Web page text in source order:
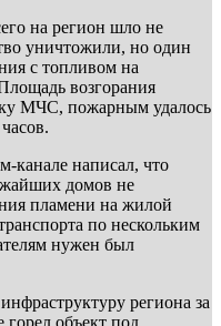
на регион шло не
уничтожили, но один
с топливом на
возгорания
МЧС, пожарным удалось
канале написал, что
домов не
пламени на жилой
по нескольким
нужен был
региона за
объект под